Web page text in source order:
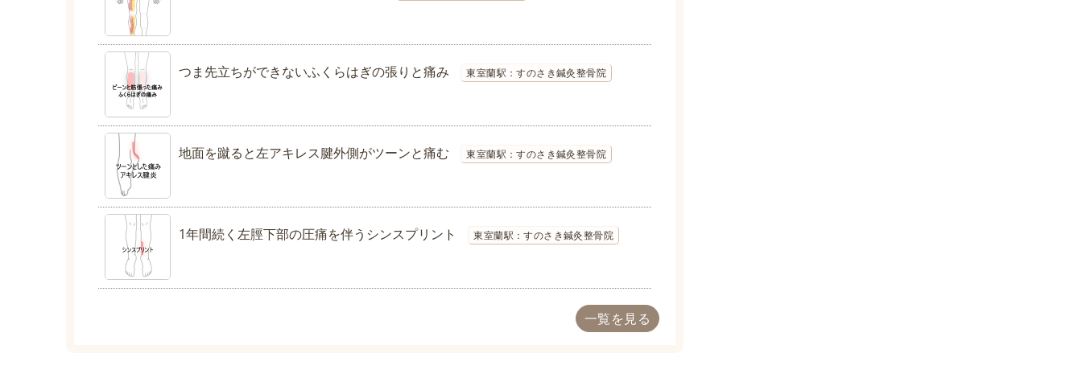
つま先立ちができないふくらはぎの張りと痛み 東室蘭駅：すのさき鍼灸整骨院
地面を蹴ると左アキレス腱外側がツーンと痛む 東室蘭駅：すのさき鍼灸整骨院
1年間続く左脛下部の圧痛を伴うシンスプリント 東室蘭駅：すのさき鍼灸整骨院
一覧を見る